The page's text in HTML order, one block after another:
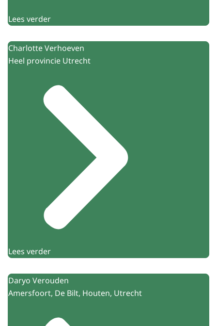
Lees verder
Charlotte Verhoeven
Heel provincie Utrecht
Lees verder
Daryo Verouden
Amersfoort, De Bilt, Houten, Utrecht